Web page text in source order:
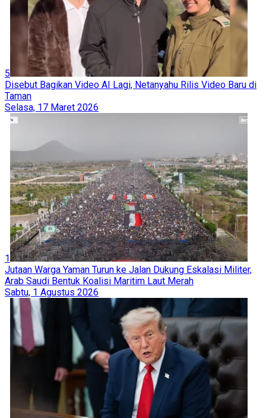
5
Disebut Bagikan Video AI Lagi, Netanyahu Rilis Video Baru di
Taman
Selasa, 17 Maret 2026
1
Jutaan Warga Yaman Turun ke Jalan Dukung Eskalasi Militer,
Arab Saudi Bentuk Koalisi Maritim Laut Merah
Sabtu, 1 Agustus 2026